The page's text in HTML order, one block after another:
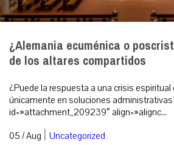
¿Alemania ecuménica o
de los altares compartidos
¿Puede la respuesta a una crisis espiritual
únicamente en soluciones
id=»attachment_209239″ align=»alignc...
05 / Aug | Uncategorized